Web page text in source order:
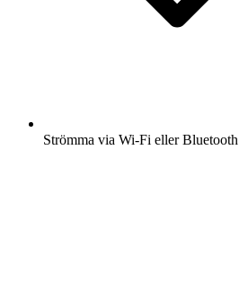
Strömma via Wi-Fi eller Bluetooth